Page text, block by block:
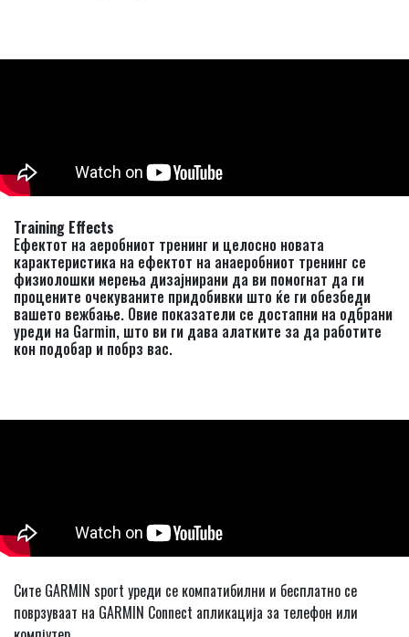
Training Effects
Ефектот на аеробниот тренинг и целосно новата
карактеристика на ефектот на анаеробниот тренинг се
физиолошки мерења дизајнирани да ви помогнат да ги
процените очекуваните придобивки што ќе ги обезбеди
вашето вежбање. Овие показатели се достапни на одбрани
уреди на Garmin, што ви ги дава алатките за да работите
кон подобар и побрз вас.
Сите GARMIN sport уреди се компатибилни и бесплатно се
поврзуваат на GARMIN Connect апликација за телефон или